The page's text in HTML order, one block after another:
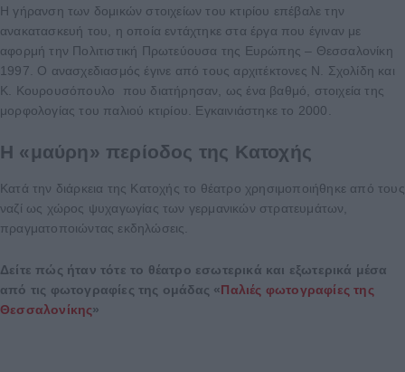
Η γήρανση των δομικών στοιχείων του κτιρίου επέβαλε την
ανακατασκευή του, η οποία εντάχτηκε στα έργα που έγιναν με
αφορμή την Πολιτιστική Πρωτεύουσα της Ευρώπης – Θεσσαλονίκη
1997. Ο ανασχεδιασμός έγινε από τους αρχιτέκτονες Ν. Σχολίδη και
Κ. Κουρουσόπουλο που διατήρησαν, ως ένα βαθμό, στοιχεία της
μορφολογίας του παλιού κτιρίου. Εγκαινιάστηκε το 2000.
Η «μαύρη» περίοδος της Κατοχής
Κατά την διάρκεια της Κατοχής το θέατρο χρησιμοποιήθηκε από τους
ναζί ως χώρος ψυχαγωγίας των γερμανικών στρατευμάτων,
πραγματοποιώντας εκδηλώσεις.
Δείτε πώς ήταν τότε το θέατρο εσωτερικά και εξωτερικά μέσα
από τις φωτογραφίες της ομάδας «Παλιές φωτογραφίες της
Θεσσαλονίκης»